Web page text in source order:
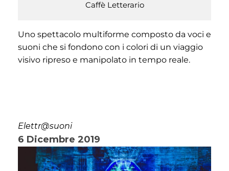
Caffè Letterario
Uno spettacolo multiforme composto da voci e
suoni che si fondono con i colori di un viaggio
visivo ripreso e manipolato in tempo reale.
Elettr@suoni
6 Dicembre 2019